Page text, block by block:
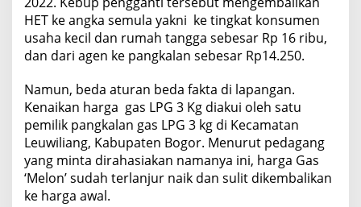
HET ke angka semula yakni ke tingkat konsumen
usaha kecil dan rumah tangga sebesar Rp 16 ribu,
dan dari agen ke pangkalan sebesar Rp14.250.
Namun, beda aturan beda fakta di lapangan.
Kenaikan harga gas LPG 3 Kg diakui oleh satu
pemilik pangkalan gas LPG 3 kg di Kecamatan
Leuwiliang, Kabupaten Bogor. Menurut pedagang
yang minta dirahasiakan namanya ini, harga Gas
‘Melon’ sudah terlanjur naik dan sulit dikembalikan
ke harga awal.